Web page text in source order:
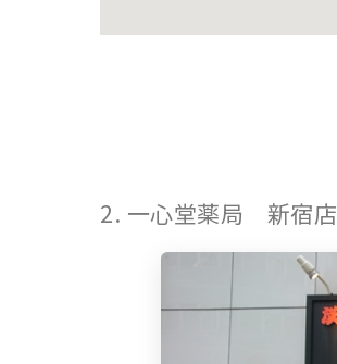
2. 一心堂薬局 新宿店